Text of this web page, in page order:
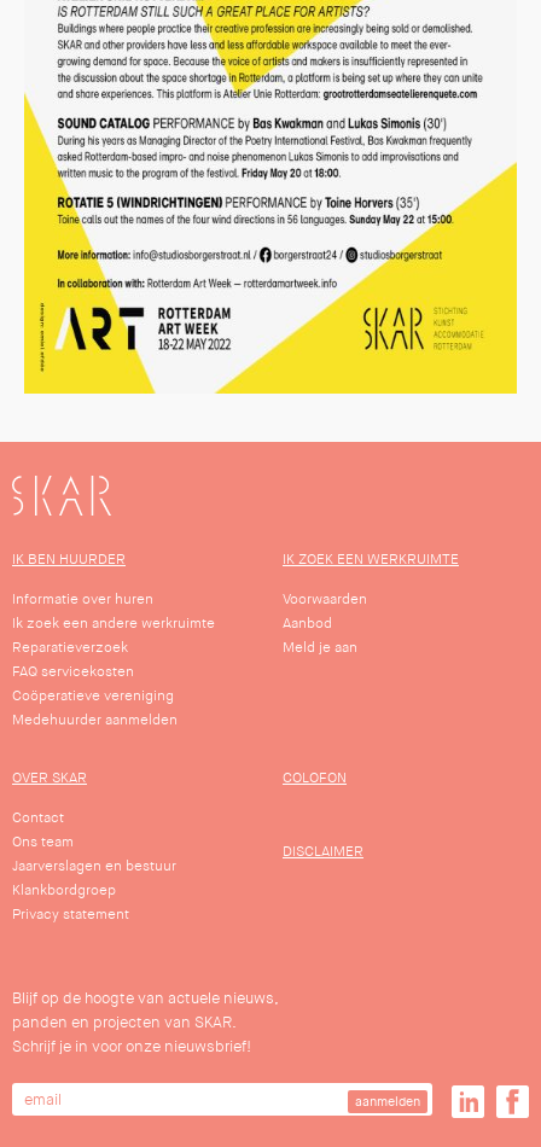
SKAR
IK BEN HUURDER
Informatie over huren
Ik zoek een andere werkruimte
Reparatieverzoek
FAQ servicekosten
Coöperatieve vereniging
Medehuurder aanmelden
IK ZOEK EEN WERKRUIMTE
Voorwaarden
Aanbod
Meld je aan
OVER SKAR
Contact
Ons team
Jaarverslagen en bestuur
Klankbordgroep
Privacy statement
COLOFON
DISCLAIMER
Blijf op de hoogte van actuele nieuws,
panden en projecten van SKAR.
Schrijf je in voor onze nieuwsbrief!